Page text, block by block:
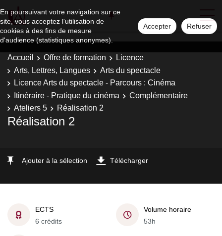
En poursuivant votre navigation sur ce
site, vous acceptez l'utilisation de
cookies à des fins de mesure
d'audience (statistiques anonymes).
Accepter Refuser
Accueil Offre de formation
Licence
Arts, Lettres, Langues
Arts du spectacle
Licence Arts du spectacle - Parcours : Cinéma
Itinéraire - Pratique du cinéma
Complémentaire
Ateliers 5
Réalisation 2
Réalisation 2
Ajouter à la sélection Télécharger
ECTS
6 crédits
Volume horaire
53h